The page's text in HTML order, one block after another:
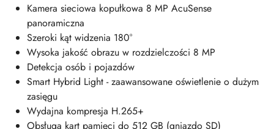
Kamera sieciowa kopułkowa 8 MP AcuSense
panoramiczna
Szeroki kąt widzenia 180°
Wysoka jakość obrazu w rozdzielczości 8 MP
Detekcja osób i pojazdów
Smart Hybrid Light - zaawansowane oświetlenie o dużym
zasięgu
Wydajna kompresja H.265+
Obsługa kart pamięci do 512 GB (gniazdo SD)